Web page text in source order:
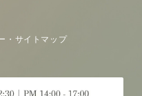
・サイトマップ